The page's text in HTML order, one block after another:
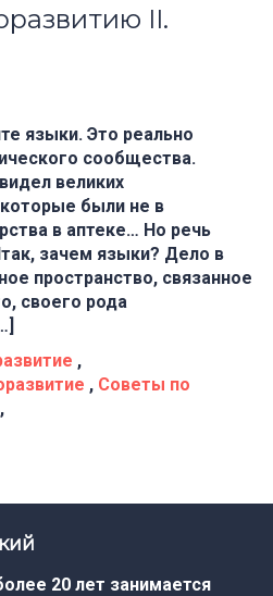
II.
языки. Это реально
сообщества.
великих
были не в
в аптеке… Но речь
зачем языки? Дело в
пространство, связанное
своего рода
,
, Советы по
,
20 лет занимается